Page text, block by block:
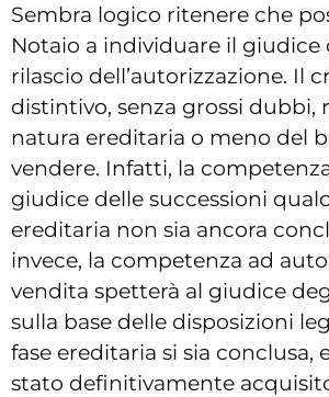
Sembra logico ritenere che
Notaio a individuare il
rilascio dell’autorizzazione. Il
distintivo, senza grossi dubbi,
natura ereditaria o meno del
vendere. Infatti, la
giudice delle successioni
ereditaria non sia ancora
invece, la competenza ad
vendita spetterà al giudice
sulla base delle disposizioni
fase ereditaria si sia conclusa,
stato definitivamente